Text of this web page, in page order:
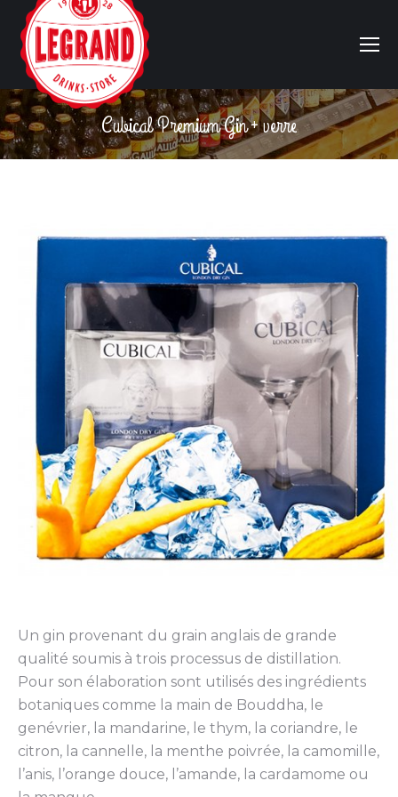
Cubical Premium Gin + verre
Vous êtes ici :
Un gin provenant du grain anglais de grande
qualité soumis à trois processus de distillation.
Pour son élaboration sont utilisés des ingrédients
botaniques comme la main de Bouddha, le
genévrier, la mandarine, le thym, la coriandre, le
citron, la cannelle, la menthe poivrée, la camomille,
l’anis, l’orange douce, l’amande, la cardamome ou